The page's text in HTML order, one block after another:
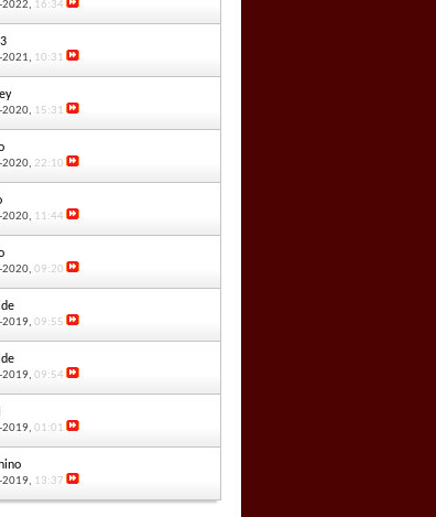
2022, 16:34
2021, 10:31
2020, 15:31
2020, 22:10
2020, 11:44
2020, 09:20
2019, 09:55
2019, 09:54
2019, 01:01
2019, 13:37